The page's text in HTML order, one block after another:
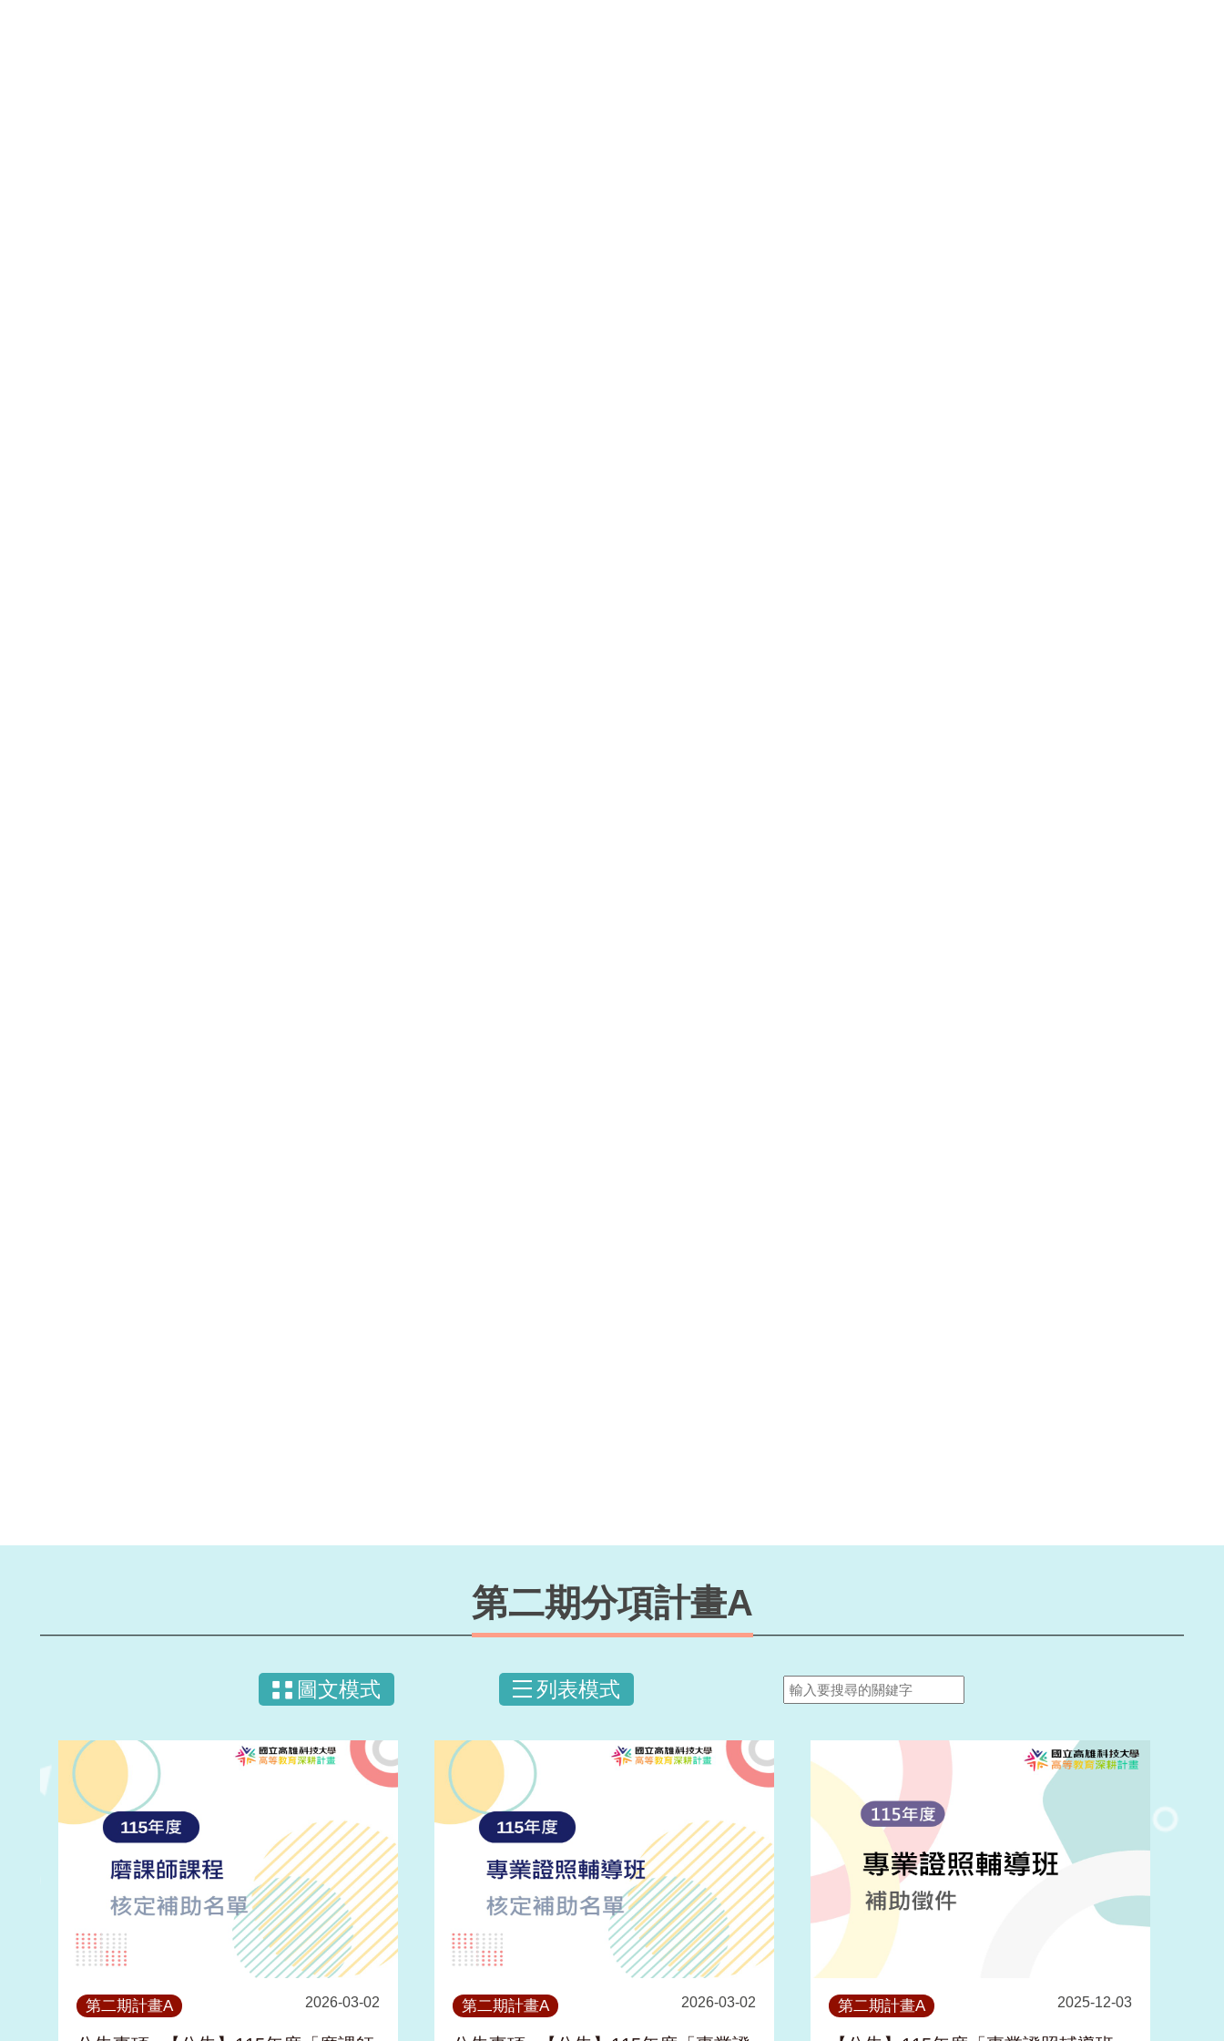
第二期分項計畫A
圖文模式 列表模式
第二期計畫A 2026-03-02 第二期計畫A 2026-03-02 第二期計畫A 2025-12-03